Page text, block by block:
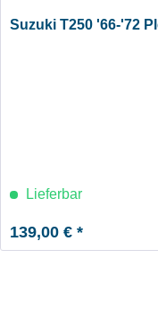
Suzuki T250 '66-'72
Lieferbar
139,00 € *